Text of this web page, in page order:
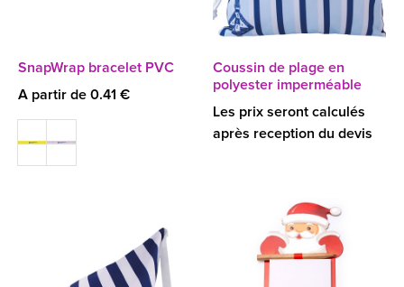
SnapWrap bracelet PVC
A partir de 0.41 €
Coussin de plage en
polyester imperméable
Les prix seront calculés
après reception du devis